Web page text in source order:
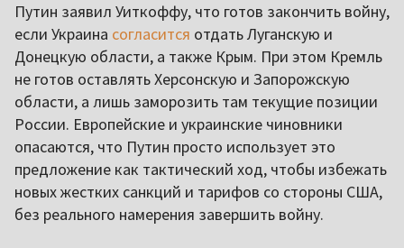
Путин заявил Уиткоффу, что готов закончить войну,
если Украина согласится отдать Луганскую и
Донецкую области, а также Крым. При этом Кремль
не готов оставлять Херсонскую и Запорожскую
области, а лишь заморозить там текущие позиции
России. Европейские и украинские чиновники
опасаются, что Путин просто использует это
предложение как тактический ход, чтобы избежать
новых жестких санкций и тарифов со стороны США,
без реального намерения завершить войну.